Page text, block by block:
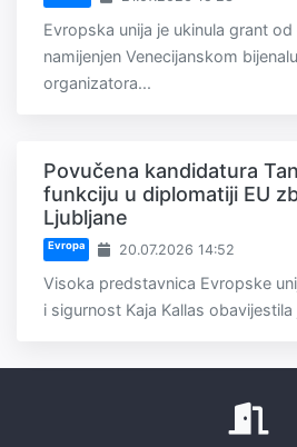
Evropska unija je ukinula grant
namijenjen Venecijanskom
organizatora...
Povučena kandidatura
funkciju u diplomatiji EU
Ljubljane
Evropa 20.07.2026 14:52
Visoka predstavnica Evropske
i sigurnost Kaja Kallas